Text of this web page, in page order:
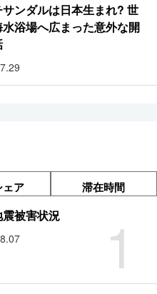
サンダルは日本生まれ? 世
浴場へ広まった意外な開
ア 滞在時間
1
被害状況